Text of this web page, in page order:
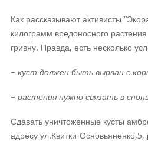
Как рассказывают активисты
килограмм вредоносного
гривну. Правда, есть несколько
– куст должен быть вырван с
– растения нужно связать в
Сдавать уничтоженные кусты
адресу ул.Квитки-